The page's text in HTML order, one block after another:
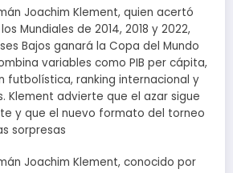
Joachim Klement, quien acertó
Mundiales de 2014, 2018 y 2022,
Bajos ganará la Copa del Mundo
variables como PIB per cápita,
futbolística, ranking internacional y
Klement advierte que el azar sigue
y que el nuevo formato del torneo
sorpresas
Joachim Klement, conocido por